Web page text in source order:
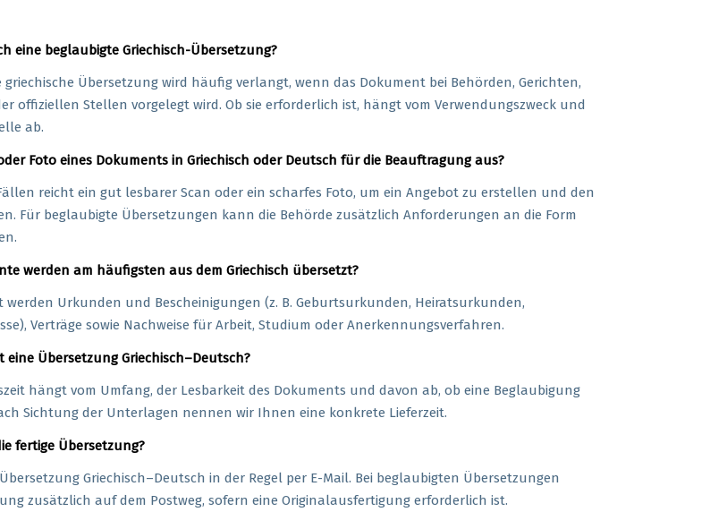
eine beglaubigte Griechisch-Übersetzung?
griechische Übersetzung wird häufig verlangt, wenn das Dokument bei Behörden, Gerichten,
offiziellen Stellen vorgelegt wird. Ob sie erforderlich ist, hängt vom Verwendungszweck und
ab.
Foto eines Dokuments in Griechisch oder Deutsch für die Beauftragung aus?
reicht ein gut lesbarer Scan oder ein scharfes Foto, um ein Angebot zu erstellen und den
Für beglaubigte Übersetzungen kann die Behörde zusätzlich Anforderungen an die Form
werden am häufigsten aus dem Griechisch übersetzt?
werden Urkunden und Bescheinigungen (z. B. Geburtsurkunden, Heiratsurkunden,
Verträge sowie Nachweise für Arbeit, Studium oder Anerkennungsverfahren.
eine Übersetzung Griechisch–Deutsch?
hängt vom Umfang, der Lesbarkeit des Dokuments und davon ab, ob eine Beglaubigung
Sichtung der Unterlagen nennen wir Ihnen eine konkrete Lieferzeit.
fertige Übersetzung?
Griechisch–Deutsch in der Regel per E-Mail. Bei beglaubigten Übersetzungen
zusätzlich auf dem Postweg, sofern eine Originalausfertigung erforderlich ist.